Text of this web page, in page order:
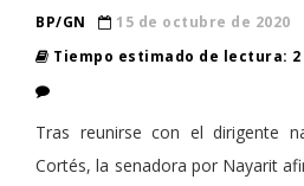
BP/GN
15 de octubre de 2020
Tiempo estimado de lectura:
Tras reunirse con el dirigente
Cortés, la senadora por Nayarit